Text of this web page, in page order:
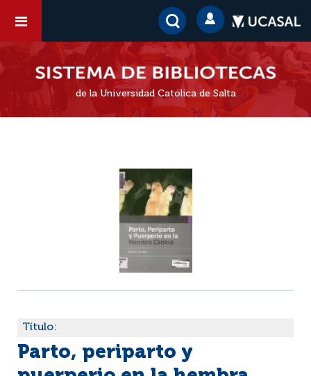
de la Universidad Católica de Salta
Título:
Parto, periparto y